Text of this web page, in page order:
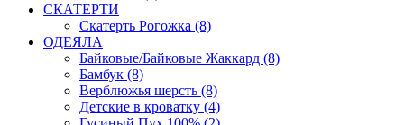
СКАТЕРТИ
Скатерть Рогожка (8)
ОДЕЯЛА
Байковые/Байковые Жаккард (8)
Бамбук (8)
Верблюжья шерсть (8)
Детские в кроватку (4)